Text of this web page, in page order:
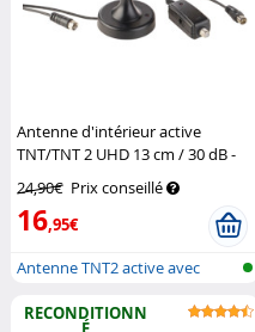
Antenne d'intérieur active
TNT/TNT 2 UHD 13 cm / 30 dB -
24,90€ Prix conseillé
16,95€
Antenne TNT2 active avec
RECONDITIONN